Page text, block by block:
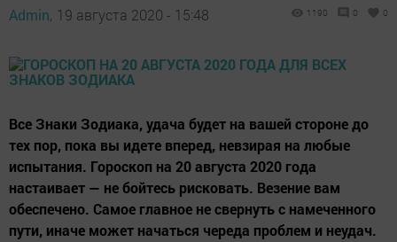
Admin, 19 августа 2020 - 15:48 1190 0 0
Все Знаки Зодиака, удача будет на вашей стороне до
тех пор, пока вы идете вперед, невзирая на любые
испытания. Гороскоп на 20 августа 2020 года
настаивает — не бойтесь рисковать. Везение вам
обеспечено. Самое главное не свернуть с намеченного
пути, иначе может начаться череда проблем и неудач.